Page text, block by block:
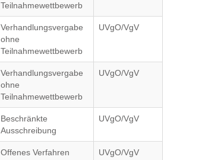
Teilnahmewettbewerb
Verhandlungsvergabe
ohne
Teilnahmewettbewerb
UVgO/VgV
Verhandlungsvergabe
ohne
Teilnahmewettbewerb
UVgO/VgV
Beschränkte
Ausschreibung
UVgO/VgV
Offenes Verfahren UVgO/VgV